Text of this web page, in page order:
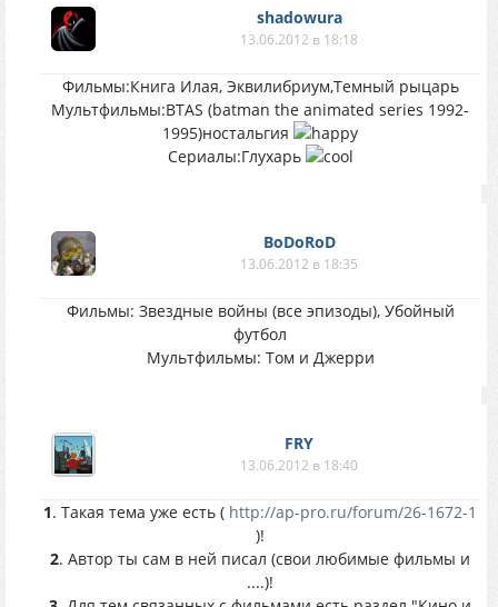
shadowura
13.06.2012 в 18:18
Фильмы:Книга Илая, Эквилибриум,Темный рыцарь
Мультфильмы:BTAS (batman the animated series 1992-
1995)ностальгия
Сериалы:Глухарь
BoDoRoD
13.06.2012 в 18:35
Фильмы: Звездные войны (все эпизоды), Убойный
футбол
Мультфильмы: Том и Джерри
FRY
13.06.2012 в 18:40
1. Такая тема уже есть ( http://ap-pro.ru/forum/26-1672-1
)!
2. Автор ты сам в ней писал (свои любимые фильмы и
....)!